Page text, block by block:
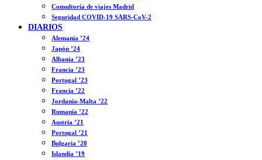
Consultoría de viajes Madrid
Seguridad COVID-19 SARS-CoV-2
DIARIOS
Alemania ’24
Japón ’24
Albania ’23
Francia ’23
Portugal ’23
Francia ’22
Jordania-Malta ’22
Rumanía ’22
Austria ’21
Portugal ’21
Bulgaria ’20
Islandia ’19